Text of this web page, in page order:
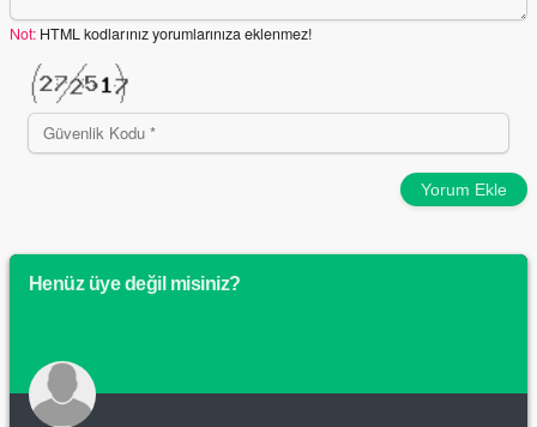
Not: HTML kodlarınız yorumlarınıza eklenmez!
Yorum Ekle
Henüz üye değil misiniz?